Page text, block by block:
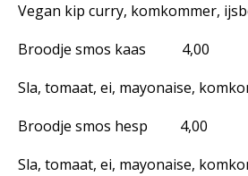
Vegan kip curry, komkommer,
Broodje smos kaas 4,00
Sla, tomaat, ei, mayonaise,
Broodje smos hesp 4,00
Sla, tomaat, ei, mayonaise,